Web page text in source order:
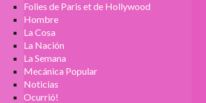
Folies de Paris et de Hollywood
Hombre
La Cosa
La Nación
La Semana
Mecánica Popular
Noticias
Ocurrió!